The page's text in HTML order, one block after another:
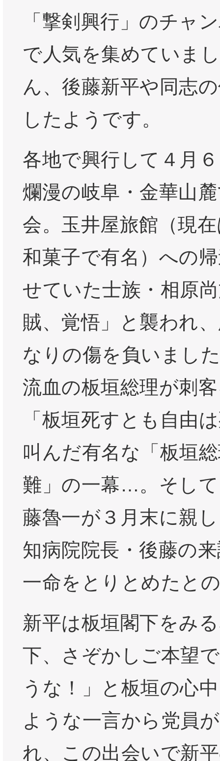
「撃剣興行」のチャ
で人気を集めていま
ん、後藤新平や同志
したようです。
各地で興行して４月
爛漫の岐阜・金華山
会。玉井屋旅館（現
和菓子で有名）への
せていた士族・相原
賊、覚悟」と襲われ
なりの傷を負いまし
流血の板垣総理が刺
「板垣死すとも自由
叫んだ有名な「板垣
難」の一幕…。そし
藤魯一が３月末に親
知病院院長・後藤の
一命をとりとめたと
新平は板垣閣下をみ
下、さぞかしご本望
うな！」と板垣の心
ような一言から党員
れ、この出会いで新